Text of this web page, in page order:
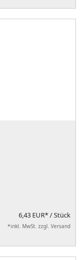
6,43 EUR*/ Stück
*inkl. MwSt. zzgl. Versand